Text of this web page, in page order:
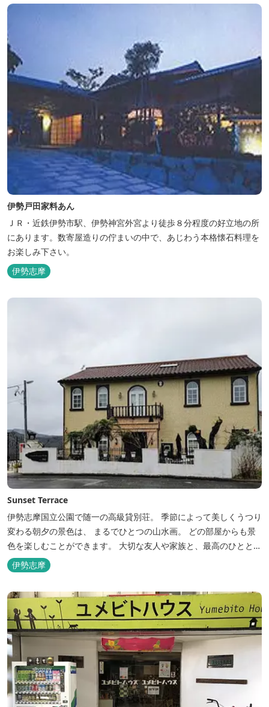
伊勢戸田家料あん
ＪＲ・近鉄伊勢市駅、伊勢神宮外宮より徒歩８分程度の好立地の所
にあります。数寄屋造りの佇まいの中で、あじわう本格懐石料理を
お楽しみ下さい。
伊勢志摩
Sunset Terrace
伊勢志摩国立公園で随一の高級貸別荘。 季節によって美しくうつり
変わる朝夕の景色は、 まるでひとつの山水画。 どの部屋からも景
色を楽しむことができます。 大切な友人や家族と、最高のひととき
を。 1日1組限定とさせていただいております。 完全にプライベー
トでご利用いただけます。
伊勢志摩